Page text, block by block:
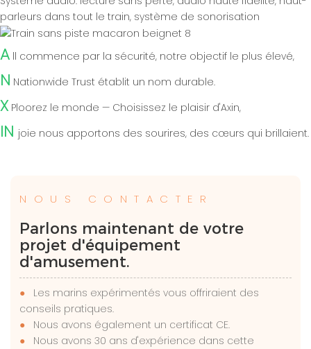
parleurs dans tout le train, système de sonorisation
A ll commence par la sécurité, notre objectif le plus élevé,
N Nationwide Trust établit un nom durable.
XPloorez le monde — Choisissez le plaisir d'Axin,
IN joie nous apportons des sourires, des cœurs qui brillaient.
NOUS CONTACTER
Parlons maintenant de votre
projet d'équipement
d'amusement.
●
Les marins expérimentés vous offriraient des
conseils pratiques.
●
Nous avons également un certificat CE.
●
Nous avons 30 ans d'expérience dans cette